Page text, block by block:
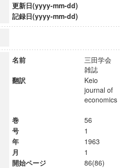
更新日(yyyy-mm-dd)
記録日(yyyy-mm-dd)
名前
三田学会
雑誌
翻訳
Keio
journal of
economics
巻
56
号
1
年
1963
月
1
開始ページ
86(86)